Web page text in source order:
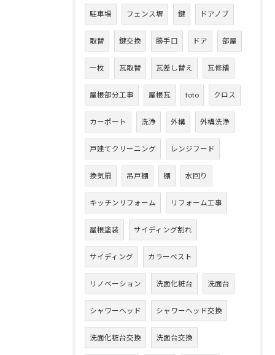
駐車場 フェンス塀 鍵 ドアノブ
取替 鍵交換 勝手口 ドア 部屋
一枚 瓦取替 瓦差し替え 瓦修繕
屋根部分工事 屋根瓦 toto クロス
カーポート 洗浄 外構 外構洗浄
戸建てクリーニング レンジフード
換気扇 吊戸棚 棚 水回り
キッチンリフォーム リフォーム工事
屋根塗装 サイディング割れ
サイディング カラーベスト
リノベーション 洗面化粧台 洗面台
シャワーヘッド シャワーヘッド交換
洗面化粧台交換 洗面台交換